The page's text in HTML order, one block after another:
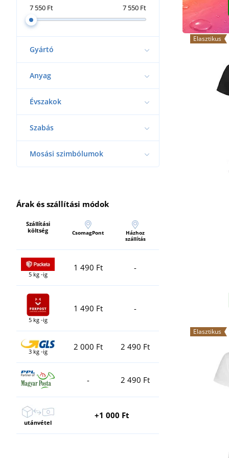
7 550 Ft 7 550 Ft
Gyártó
Anyag
Évszakok
Szabás
Mosási szimbólumok
Árak és szállítási módok
Szállítási
költség
CsomagPont
Házhoz
szállítás
5 kg -ig
1 490 Ft -
5 kg -ig
1 490 Ft -
3 kg -ig 2 000 Ft 2 490 Ft
- 2 490 Ft
utánvétel
+1 000 Ft
Elasztikus
Elasztikus